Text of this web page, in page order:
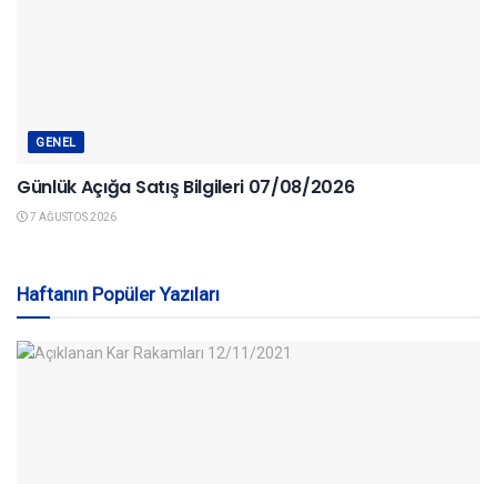
GENEL
Günlük Açığa Satış Bilgileri 07/08/2026
7 AĞUSTOS 2026
Haftanın Popüler Yazıları